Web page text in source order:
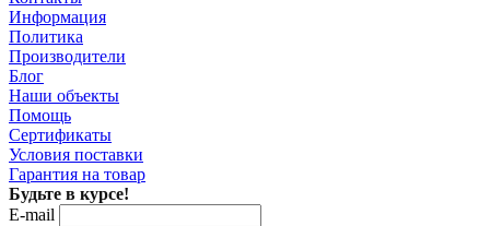
Информация
Политика
Производители
Блог
Наши объекты
Помощь
Сертификаты
Условия поставки
Гарантия на товар
Будьте в курсе!
E-mail